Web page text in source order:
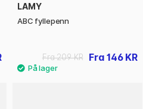
LAMY
ABC fyllepenn
Fra 146 KR
Fra 209 KR